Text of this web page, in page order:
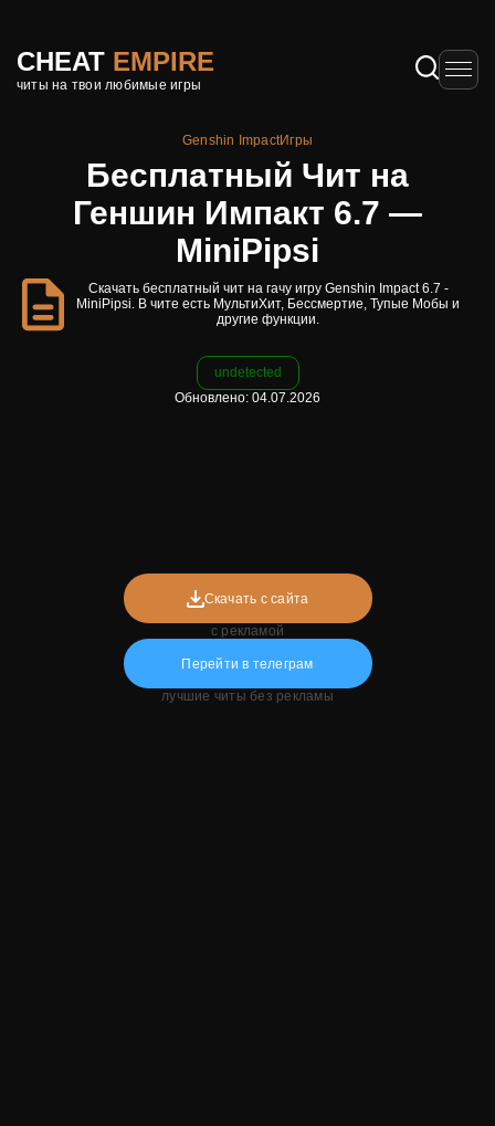
CHEAT EMPIRE
читы на твои любимые игры
Genshin ImpactИгры
Бесплатный Чит на
Геншин Импакт 6.7 —
MiniPipsi
Скачать бесплатный чит на гачу игру Genshin Impact 6.7 -
MiniPipsi. В чите есть МультиХит, Бессмертие, Тупые Мобы и
другие функции.
undetected
Обновлено: 04.07.2026
Скачать с сайта
с рекламой
Перейти в телеграм
лучшие читы без рекламы